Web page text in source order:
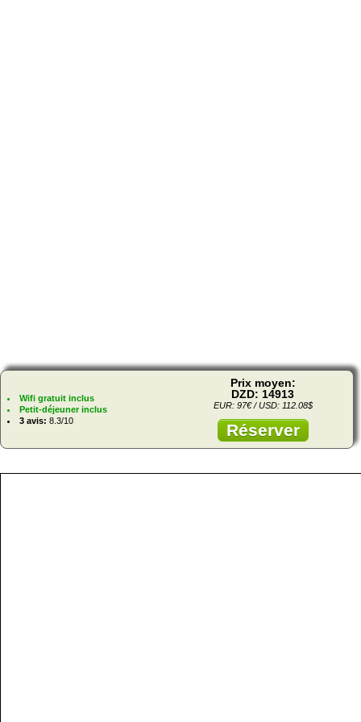
Wifi gratuit inclus
Petit-déjeuner inclus
3 avis: 8.3/10
Prix moyen:
DZD: 14913
EUR: 97€ / USD: 112.08$
Réserver